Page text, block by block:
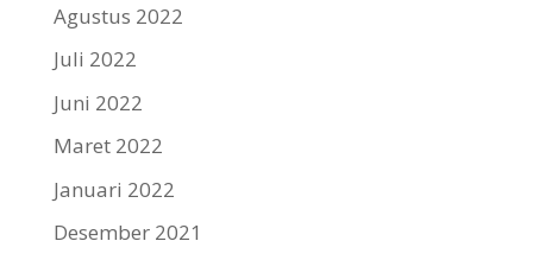
Agustus 2022
Juli 2022
Juni 2022
Maret 2022
Januari 2022
Desember 2021